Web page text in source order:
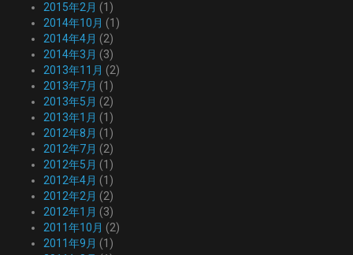
2015年2月 (1)
2014年10月 (1)
2014年4月 (2)
2014年3月 (3)
2013年11月 (2)
2013年7月 (1)
2013年5月 (2)
2013年1月 (1)
2012年8月 (1)
2012年7月 (2)
2012年5月 (1)
2012年4月 (1)
2012年2月 (2)
2012年1月 (3)
2011年10月 (2)
2011年9月 (1)